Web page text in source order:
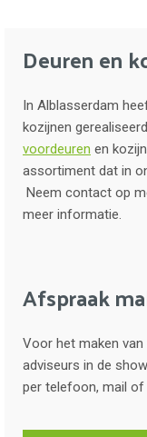
Deuren en
In Alblasserdam
kozijnen
voordeuren en
assortiment dat in
Neem contact op
meer informatie.
Afspraak
Voor het maken
adviseurs in de
per telefoon, mail